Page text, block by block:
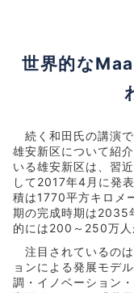
世界的な
続く和田氏の講演
雄安新区について紹
いる雄安新区は、習
して2017年4月に発
積は1770平方キロメ
期の完成時期は2035
的には200～250万人
注目されているの
ョンによる発展モデ
調・イノベーション